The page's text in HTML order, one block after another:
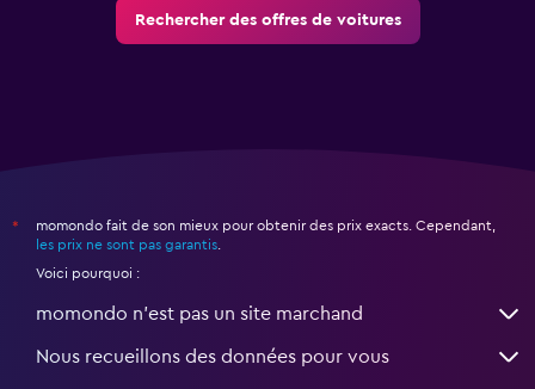
Rechercher des offres de voitures
*
momondo fait de son mieux pour obtenir des prix exacts. Cependant,
les prix ne sont pas garantis
Voici pourquoi :
momondo n'est pas un site marchand
Nous recueillons des données pour vous